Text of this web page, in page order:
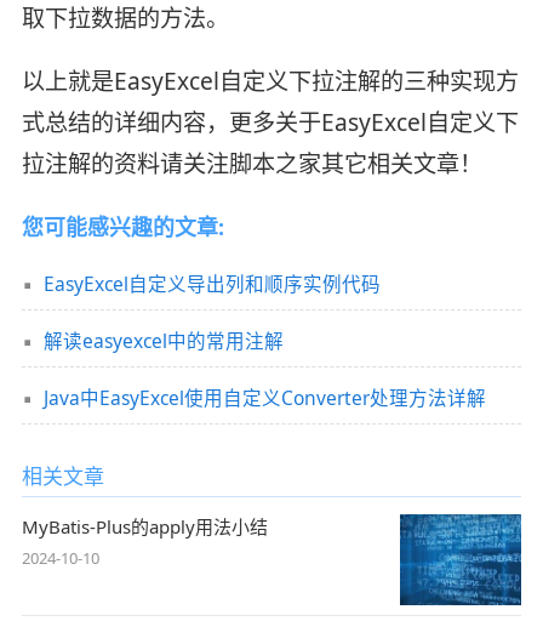
取下拉数据的方法。
以上就是EasyExcel自定义下拉注解的三种实现方
式总结的详细内容，更多关于EasyExcel自定义下
拉注解的资料请关注脚本之家其它相关文章！
您可能感兴趣的文章:
EasyExcel自定义导出列和顺序实例代码
解读easyexcel中的常用注解
Java中EasyExcel使用自定义Converter处理方法详解
相关文章
MyBatis-Plus的apply用法小结
2024-10-10